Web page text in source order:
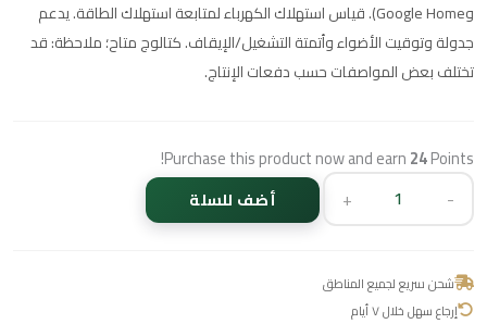
وGoogle Home). قياس استهلاك الكهرباء لمتابعة استهلاك الطاقة. يدعم
جدولة وتوقيت الأضواء وأتمتة التشغيل/الإيقاف. كتالوج متاح؛ ملاحظة: قد
تختلف بعض المواصفات حسب دفعات الإنتاج.
Purchase this product now and earn24Points!
-
+ أضف للسلة
شحن سريع لجميع المناطق
إرجاع سهل خلال ٧ أيام